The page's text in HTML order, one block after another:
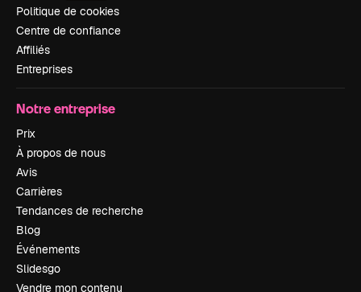
Politique de cookies
Centre de confiance
Affiliés
Entreprises
Notre entreprise
Prix
À propos de nous
Avis
Carrières
Tendances de recherche
Blog
Événements
Slidesgo
Vendre mon contenu